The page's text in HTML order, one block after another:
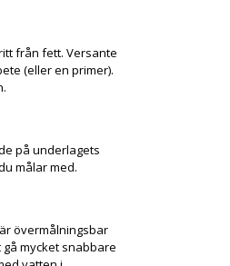
från fett. Versante
(eller en primer).
på underlagets
målar med.
övermålningsbar
mycket snabbare